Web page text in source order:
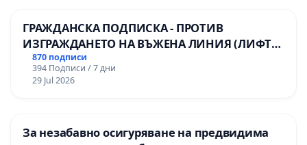
ГРАЖДАНСКА ПОДПИСКА - ПРОТИВ
ИЗГРАЖДАНЕТО НА ВЪЖЕНА ЛИНИЯ (ЛИФТ)
НА ТЕРИТОРИЯТА НА ПРИРОДНА
ЗАБЕЛЕЖИТЕЛНОСТ „ХЪЛМ НА
ОСВОБОДИТЕЛИТЕ“ (БУНАРДЖИК)
870 подписи
394 Подписи / 7 дни
29 Jul 2026
За незабавно осигуряване на предвидима